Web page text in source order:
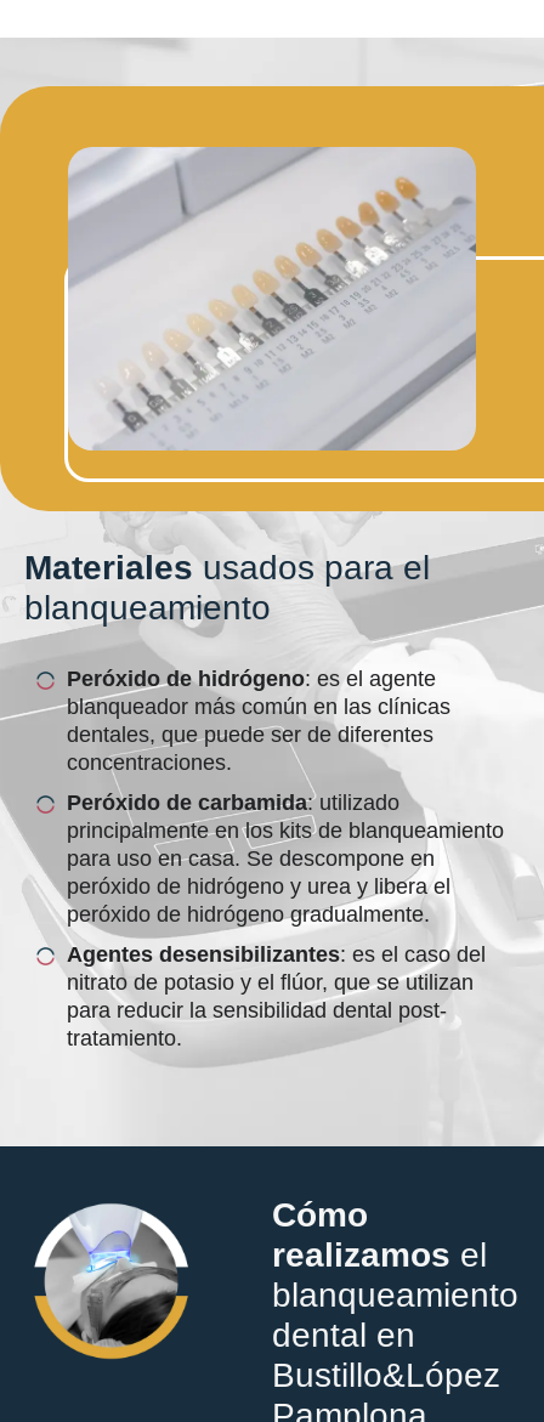
Materiales usados para el
blanqueamiento
Peróxido de hidrógeno: es el agente
blanqueador más común en las clínicas
dentales, que puede ser de diferentes
concentraciones.
Peróxido de carbamida: utilizado
principalmente en los kits de blanqueamiento
para uso en casa. Se descompone en
peróxido de hidrógeno y urea y libera el
peróxido de hidrógeno gradualmente.
Agentes desensibilizantes: es el caso del
nitrato de potasio y el flúor, que se utilizan
para reducir la sensibilidad dental post-
tratamiento.
Cómo
realizamos el
blanqueamiento
dental en
Bustillo&López